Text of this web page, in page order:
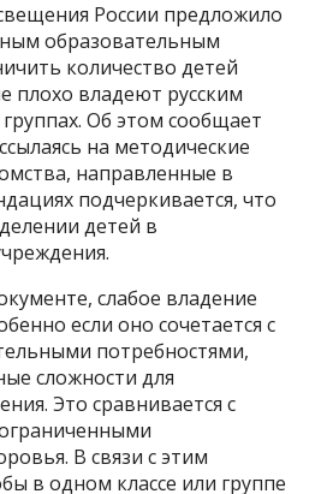
России предложило
образовательным
количество детей
плохо владеют русским
Об этом сообщает
на методические
направленные в
подчеркивается, что
детей в
слабое владение
если оно сочетается с
потребностями,
сложности для
Это сравнивается с
В связи с этим
в одном классе или группе